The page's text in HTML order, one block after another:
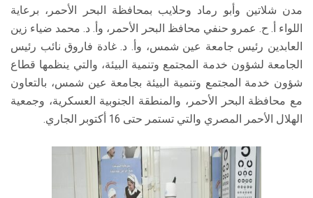
مدن شلاتين وأبو رماد وحلايب بمحافظة البحر الأحمر، برعاية
اللواء أ. ح. عمرو حنفي محافظ البحر الأحمر، وأ. د. محمد ضياء زين
العابدين رئيس جامعة عين شمس، وأ. د. غادة فاروق نائب رئيس
الجامعة لشؤون خدمة المجتمع وتنمية البيئة، والتي ينظمها قطاع
شؤون خدمة المجتمع وتنمية البيئة بجامعة عين شمس، بالتعاون
مع محافظة البحر الأحمر، والمنطقة الجنوبية العسكرية، وجمعية
الهلال الأحمر المصري والتي تستمر حتى 16 أكتوبر الجاري.